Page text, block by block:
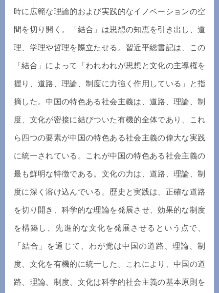
時に広範な理論的および実践的なイノベーションの空
間を切り開く。「結合」は思想の知恵を引き出し、道
理、学理や哲理を際立たせる。習近平総書記は、この
「結合」によって「われわれが思想と文化の主導権を
握り、道路、理論、制度に力強く作用している」と指
摘した。中国の特色ある社会主義は、道路、理論、制
度、文化が密接に結びついた有機的全体であり、これ
ら四つの要素が中国の特色ある社会主義の偉大な実践
に統一されている。これが中国の特色ある社会主義の
最も鮮明な特徴である。文化の力は、道路、理論、制
度に深く溶け込んでいる。歴史と実践は、正確な道路
を切り開き、科学的な理論を発展させ、効果的な制度
を構築し、先進的な文化を発展させるという点で、
「結合」を通じて、わが党は中国の道路、理論、制
度、文化を有機的に統一した。これにより、中国の道
路、理論、制度、文化は科学的社会主義の基本原則を